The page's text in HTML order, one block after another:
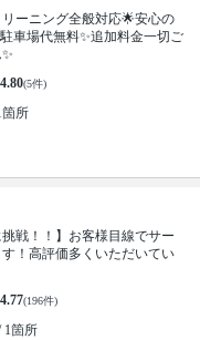
ーニング全般対応🌟安心の
車場代無料✨️追加料金一切ご
4.80(5件)
箇所
挑戦！！】お客様目線でサー
す！高評価多くいただいてい
4.77(196件)
1箇所